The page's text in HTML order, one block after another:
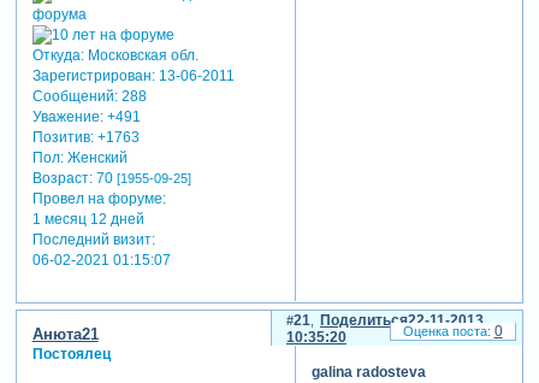
Откуда:Московская обл.
Зарегистрирован: 13-06-2011
Сообщений:288
Уважение: +491
Позитив: +1763
Пол:Женский
Возраст:70 [1955-09-25]
Провел на форуме:
1 месяц 12 дней
Последний визит:
06-02-2021 01:15:07
Поделиться
21
22-11-2013
10:35:20
Анюта21
Постоялец
galina radosteva
0